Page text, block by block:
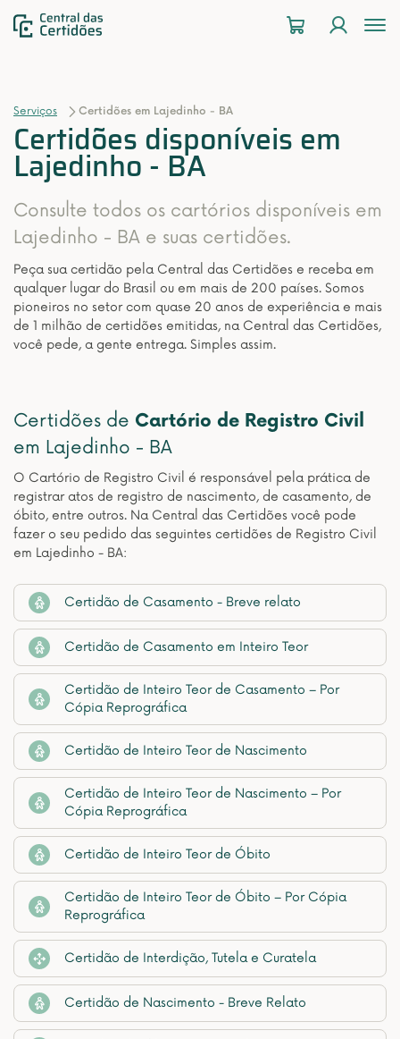
Serviços Certidões em Lajedinho - BA
Certidões disponíveis em
Lajedinho - BA
Consulte todos os cartórios disponíveis em
Lajedinho - BA e suas certidões.
Peça sua certidão pela Central das Certidões e receba em
qualquer lugar do Brasil ou em mais de 200 países. Somos
pioneiros no setor com quase 20 anos de experiência e mais
de 1 milhão de certidões emitidas, na Central das Certidões,
você pede, a gente entrega. Simples assim.
Certidões de Cartório de Registro Civil
em Lajedinho - BA
O Cartório de Registro Civil é responsável pela prática de
registrar atos de registro de nascimento, de casamento, de
óbito, entre outros. Na Central das Certidões você pode
fazer o seu pedido das seguintes certidões de Registro Civil
em Lajedinho - BA:
Certidão de Casamento - Breve relato
Certidão de Casamento em Inteiro Teor
Certidão de Inteiro Teor de Casamento – Por
Cópia Reprográfica
Certidão de Inteiro Teor de Nascimento
Certidão de Inteiro Teor de Nascimento – Por
Cópia Reprográfica
Certidão de Inteiro Teor de Óbito
Certidão de Inteiro Teor de Óbito – Por Cópia
Reprográfica
Certidão de Interdição, Tutela e Curatela
Certidão de Nascimento - Breve Relato